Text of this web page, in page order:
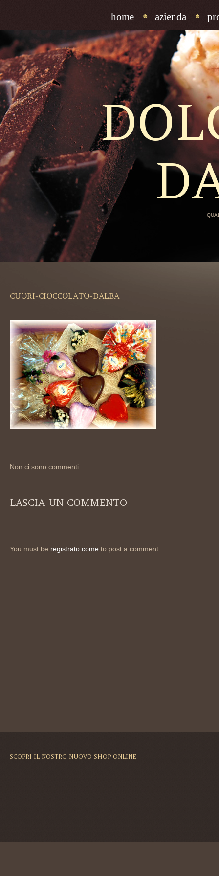
home azienda
CUORI-CIOCCOLATO-DALBA
Non ci sono commenti
LASCIA UN COMMENTO
You must be registrato come to post a comment.
SCOPRI IL NOSTRO NUOVO SHOP ONLINE